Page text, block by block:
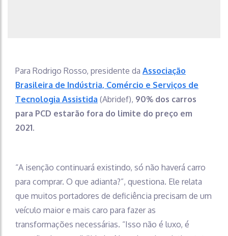
Para Rodrigo Rosso, presidente da Associação
Brasileira de Indústria, Comércio e Serviços de
Tecnologia Assistida (Abridef), 90% dos carros
para PCD estarão fora do limite do preço em
2021.
“A isenção continuará existindo, só não haverá carro
para comprar. O que adianta?”, questiona. Ele relata
que muitos portadores de deficiência precisam de um
veículo maior e mais caro para fazer as
transformações necessárias. “Isso não é luxo, é